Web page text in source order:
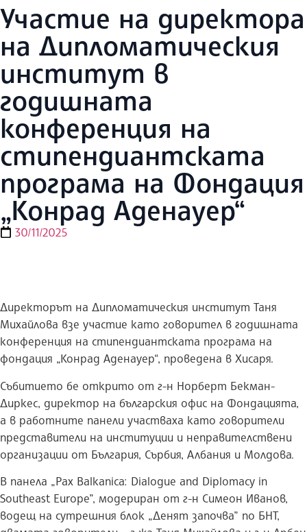
Участие на директора
на Дипломатическия
институт в
годишната
конференция на
стипендиантската
програма на Фондация
„Конрад Аденауер“
30/11/2025
Директорът на Дипломатическия институт Таня
Михайлова взе участие като говорител в годишната
конференция на стипендиантската програма на
фондация „Конрад Аденауер“, проведена в Хисаря.
Събитието бе открито от г-н Норберт Бекман-
Диркес, директор на българския офис на Фондацията,
а в работните панели участваха като говорители
представители на институции и неправителствени
организации от България, Сърбия, Албания и Молдова.
В панела „Pax Balkanica: Dialogue and Diplomacy in
Southeast Europe”, модериран от г-н Симеон Иванов,
водещ на сутрешния блок „Денят започва” по БНТ,